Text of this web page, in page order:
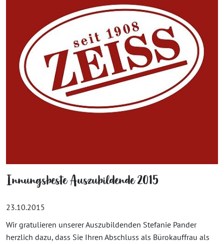
Innungsbeste Auszubildende 2015
23.10.2015
Wir gratulieren unserer Auszubildenden Stefanie Pander
herzlich dazu, dass Sie Ihren Abschluss als Bürokauffrau als